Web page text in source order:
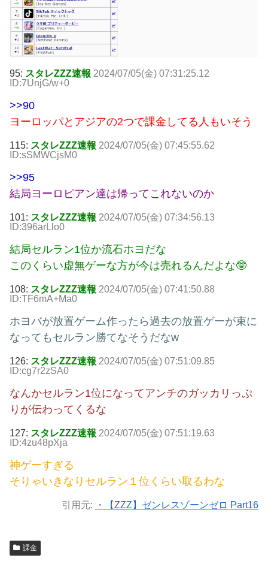
95: スタレZZZ速報 2024/07/05(金) 07:31:25.12
ID:7UnjG/w+0
>>90
ヨーロッパとアジアの2つで課金してる人もいそう
115: スタレZZZ速報 2024/07/05(金) 07:45:55.62
ID:sSMWCjsM0
>>95
結局ヨーロピアン達は帰ってこれないのか
101: スタレZZZ速報 2024/07/05(金) 07:34:56.13
ID:396arLlo0
結局セルラン1位か流石ホヨだな
このくらい虚無ゲーな方が今は売れるんだよな🤓
108: スタレZZZ速報 2024/07/05(金) 07:41:50.88
ID:TF6mA+Ma0
ホヨバが放置ゲーム作ったら過去の放置ゲーが束に
なってもセルラン勝てなそうだなw
126: スタレZZZ速報 2024/07/05(金) 07:51:09.85
ID:cg7r2zSA0
なんかセルラン1位になってアンチのガッカリっぷ
りが伝わってくるな
127: スタレZZZ速報 2024/07/05(金) 07:51:19.63
ID:4zu48pXja
神ゲーすぎる
そりゃいきなりセルラン１位くらい取るわな
引用元: ・【ZZZ】ゼンレスゾーンゼロ Part16
課金